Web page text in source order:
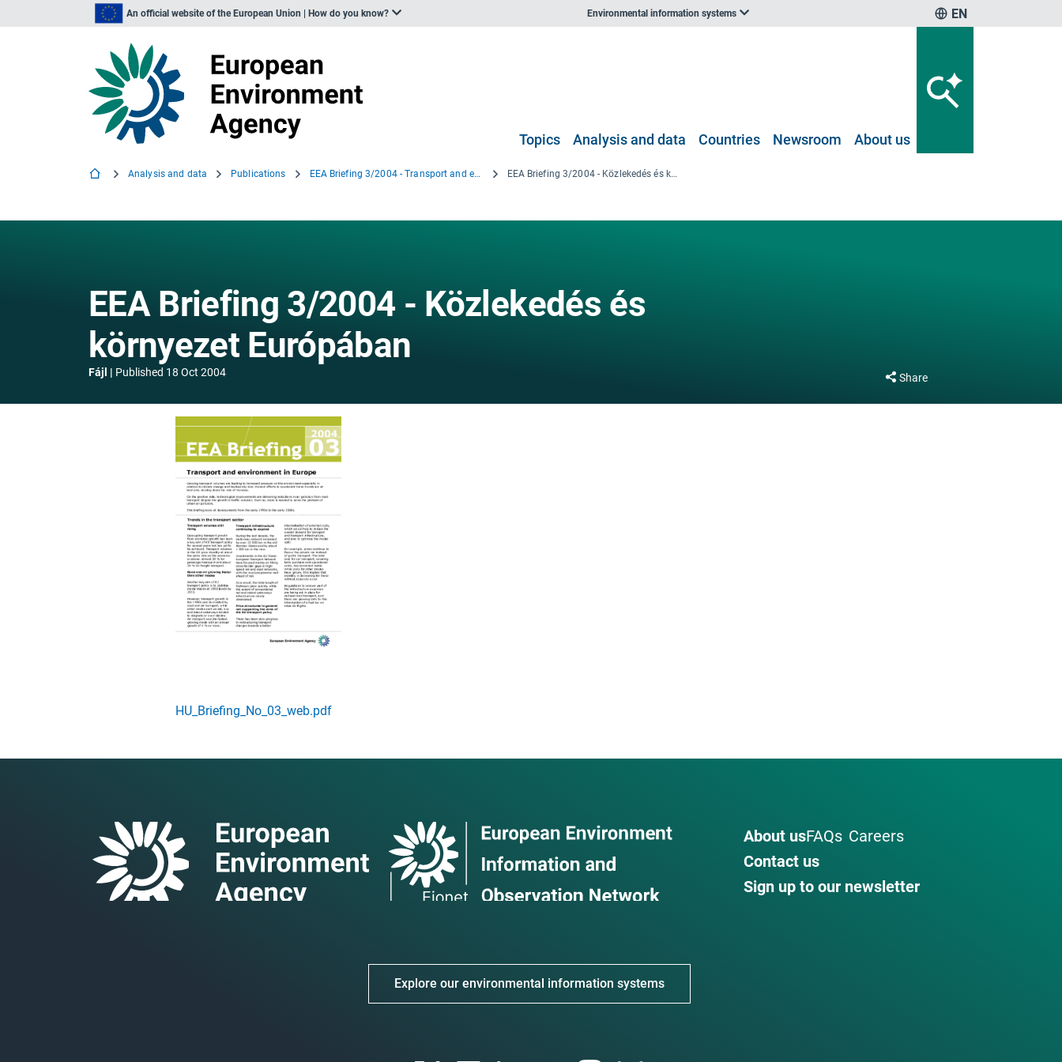
An official website of the European Union | How do you know? Environmental information systems EN
Topics Analysis and data Countries Newsroom About us
Analysis and data Publications EEA Briefing 3/2004 - Transport and environment in Europe EEA Briefing 3/2004 - Közlekedés és környezet Európában
EEA Briefing 3/2004 - Közlekedés és
környezet Európában
Fájl Published 18 Oct 2004 Share
HU_Briefing_No_03_web.pdf
About usFAQs Careers
Contact us
Sign up to our newsletter
Explore our environmental information systems